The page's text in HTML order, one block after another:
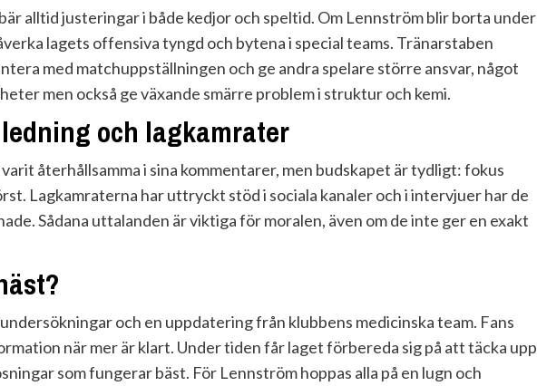
alltid justeringar i både kedjor och speltid. Om Lennström blir borta under
lagets offensiva tyngd och bytena i special teams. Tränarstaben
med matchuppställningen och ge andra spelare större ansvar, något
men också ge växande smärre problem i struktur och kemi.
och lagkamrater
återhållsamma i sina kommentarer, men budskapet är tydligt: fokus
Lagkamraterna har uttryckt stöd i sociala kanaler och i intervjuer har de
Sådana uttalanden är viktiga för moralen, även om de inte ger en exakt
och en uppdatering från klubbens medicinska team. Fans
när mer är klart. Under tiden får laget förbereda sig på att täcka upp
som fungerar bäst. För Lennström hoppas alla på en lugn och